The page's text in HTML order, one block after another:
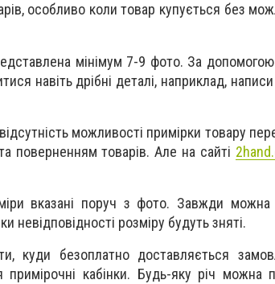
особливо коли товар купується без
мінімум 7-9 фото. За
навіть дрібні деталі, наприклад,
можливості примірки товару
поверненням товарів. Але на сайті
вказані поруч з фото. Завжди можна
невідповідності розміру будуть зняті.
куди безоплатно доставляється
кабінки. Будь-яку річ можна